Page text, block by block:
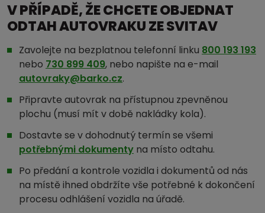
V PŘÍPADĚ, ŽE CHCETE OBJEDNAT
ODTAH AUTOVRAKU ZE SVITAV
Zavolejte na bezplatnou telefonní linku 800 193 193
nebo 730 899 409, nebo napište na e-mail
autovraky@barko.cz.
Připravte autovrak na přístupnou zpevněnou
plochu (musí mít v době nakládky kola).
Dostavte se v dohodnutý termín se všemi
potřebnými dokumenty na místo odtahu.
Po předání a kontrole vozidla i dokumentů od nás
na místě ihned obdržíte vše potřebné k dokončení
procesu odhlášení vozidla na úřadě.